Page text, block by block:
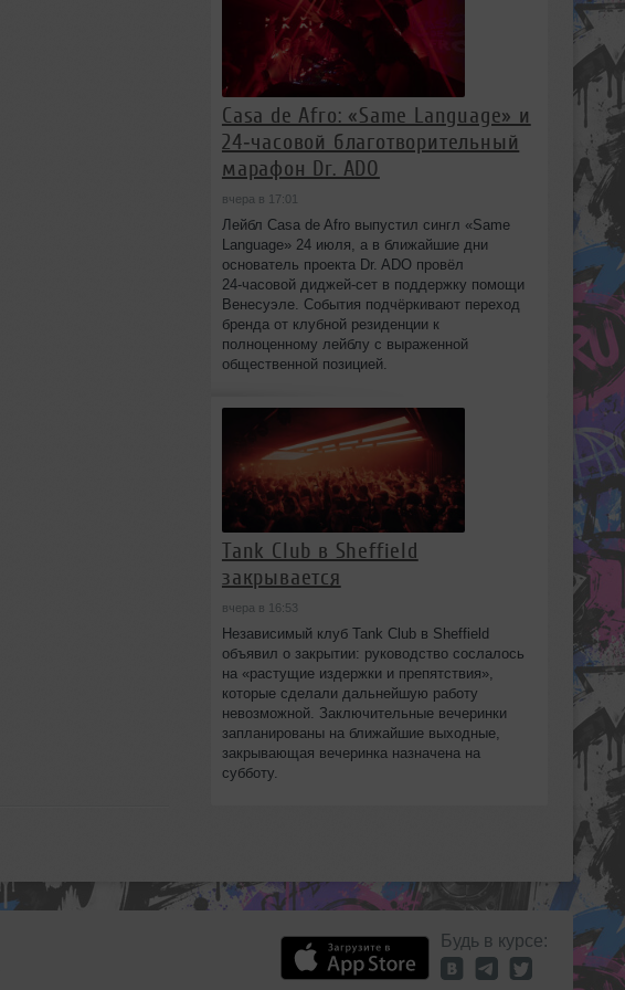
Casa de Afro: «Same Language» и
24‑часовой благотворительный
марафон Dr. ADO
вчера в 17:01
Лейбл Casa de Afro выпустил сингл «Same
Language» 24 июля, а в ближайшие дни
основатель проекта Dr. ADO провёл
24‑часовой диджей‑сет в поддержку помощи
Венесуэле. События подчёркивают переход
бренда от клубной резиденции к
полноценному лейблу с выраженной
общественной позицией.
Tank Club в Sheffield
закрывается
вчера в 16:53
Независимый клуб Tank Club в Sheffield
объявил о закрытии: руководство сослалось
на «растущие издержки и препятствия»,
которые сделали дальнейшую работу
невозможной. Заключительные вечеринки
запланированы на ближайшие выходные,
закрывающая вечеринка назначена на
субботу.
Будь в курсе: